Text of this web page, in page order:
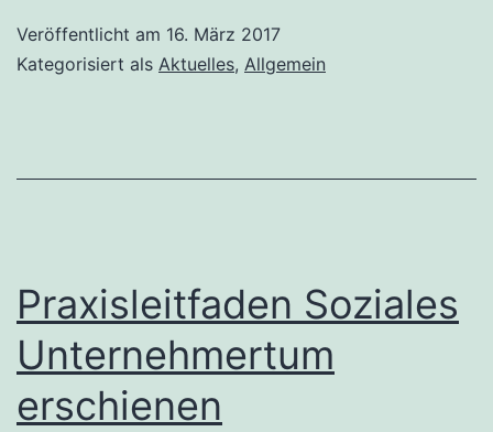
Netzwerk
für
Veröffentlicht am 16. März 2017
Kategorisiert als Aktuelles, Allgemein
Praxisleitfaden Soziales
Unternehmertum
erschienen